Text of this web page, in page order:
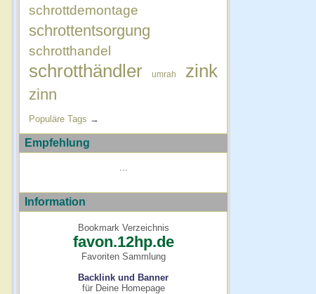
schrottdemontage
schrottentsorgung
schrotthandel
schrotthändler umrah zink
zinn
Populäre Tags →
Empfehlung
Information
Bookmark Verzeichnis
favon.12hp.de
Favoriten Sammlung
Backlink und Banner
für Deine Homepage